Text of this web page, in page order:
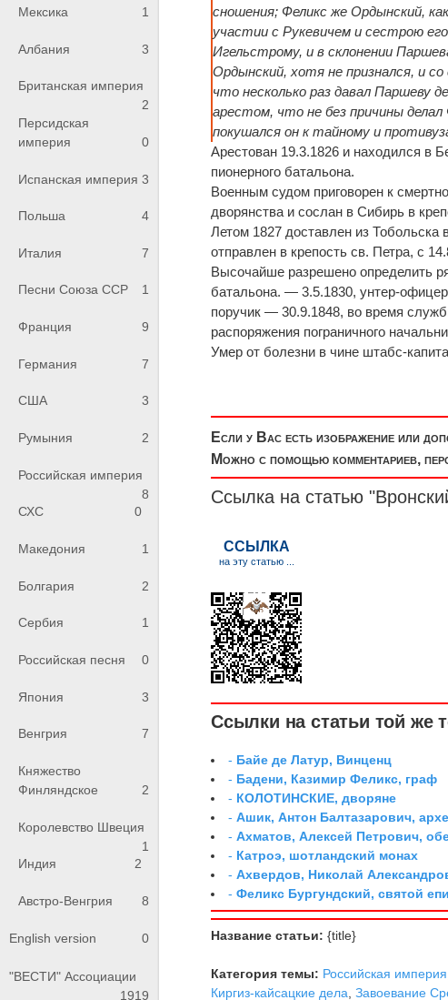
Мексика 1
Албания 3
Британская империя
2
Персидская
империя
0
Испанская империя 3
Польша 4
Италия 7
Песни Союза ССР 1
Франция 9
Германия 7
США 3
Румыния 2
Российская империя
8
СХС
0
Македония 1
Болгария 2
Сербия 1
Российская песня 0
Япония 3
Венгрия 7
Княжество
Финляндское
2
Королевство Швеция
1
Индия
2
Австро-Венгрия 8
English version 0
"ВЕСТИ" Ассоциации
1919
сношения; Феликс же Ордынский,
участии с Рукевичем и сестрою
Игельстрому, и в склонении
Ордынский, хотя не признался, и
что несколько раз давал Паршеву
арестом, что не без причины делал
покушался он к тайному и
Арестован 19.3.1826 и находился в
пионерного батальона.
Военным судом приговорен к
дворянства и сослан в Сибирь в
Летом 1827 доставлен из
отправлен в крепость св. Петра, с
Высочайше разрешено определить
батальона. — 3.5.1830, унтер-
поручик — 30.9.1848, во время
распоряжения пограничного
Умер от болезни в чине штабс-
Если у Вас есть изображение или
Можно с помощью комментариев,
Ссылка на статью
Ссылки на статьи той же
- Байе де Латур, Винценц
- Бадени, Казимир Феликс, граф
- КОЛОТИНСКИЕ, дворяне
-Ашик, Антон Балтазарович,
-Ахматов, Алексей Петрович,
- Катроэ, шотландский монах
-Ахвердов, Николай
-Феликс Бургундский, святой
Название статьи: {title}
Категория темы: Российская империя
Киргиз-кайсацкие дела ,Завоевание